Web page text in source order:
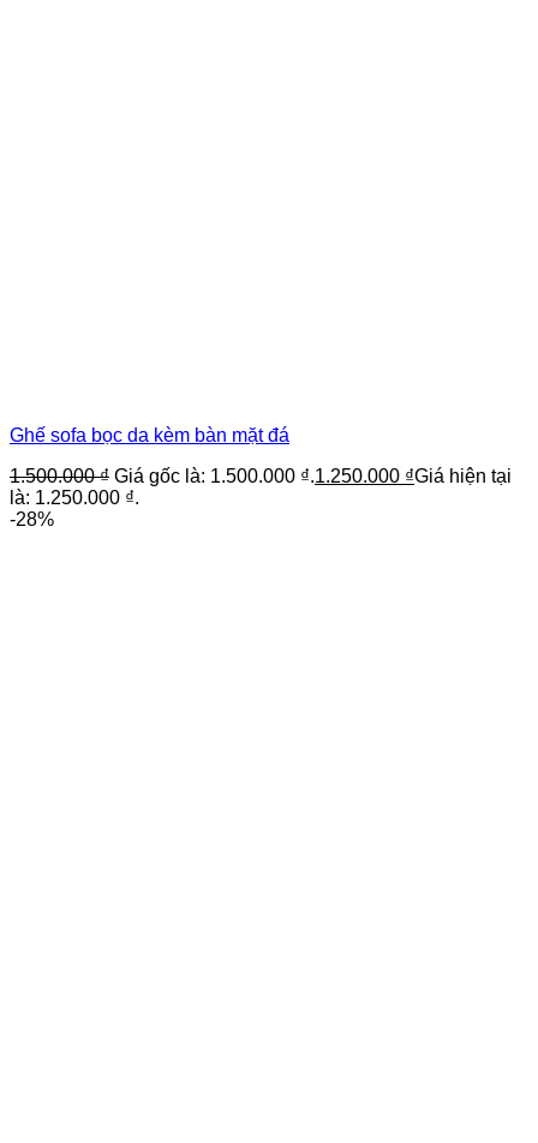
Ghế sofa bọc da kèm bàn mặt đá
1.500.000₫ Giá gốc là: 1.500.000 ₫.1.250.000 ₫Giá hiện tại
là: 1.250.000 ₫.
-28%